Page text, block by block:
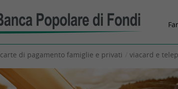
carte di pagamento famiglie e privati viacard e